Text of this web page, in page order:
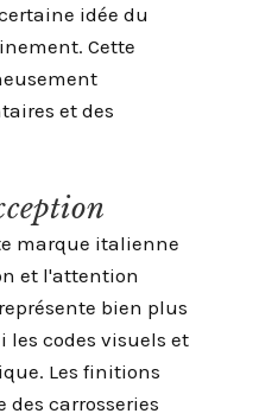
idée du
Cette
et des
marque italienne
et l'attention
bien plus
les codes visuels et
Les finitions
carrosseries